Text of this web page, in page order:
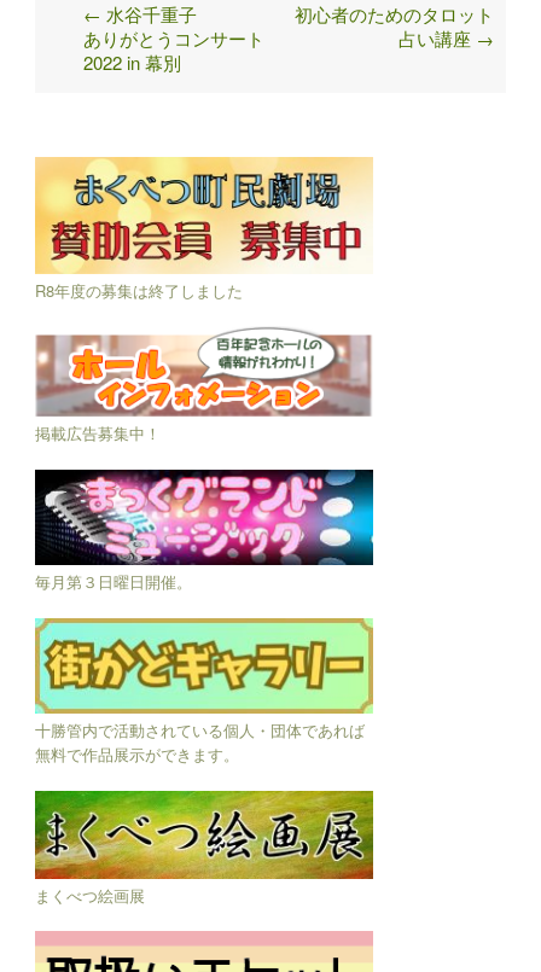
Post
navigation
← 水谷千重子
ありがとうコンサート
2022 in 幕別
初心者のためのタロット
占い講座 →
R8年度の募集は終了しました
掲載広告募集中！
毎月第３日曜日開催。
十勝管内で活動されている個人・団体であれば
無料で作品展示ができます。
まくべつ絵画展